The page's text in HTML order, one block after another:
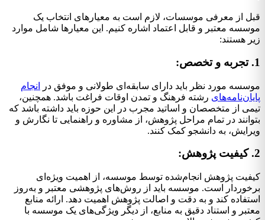
قبل از معرفی موسسات، لازم است به معیارهای انتخاب یک
موسسه معتبر و قابل اعتماد اشاره کنیم. این معیارها شامل موارد
زیر هستند:
1. تجربه و تخصص:
موسسه مورد نظر باید دارای سابقه‌ای طولانی و موفق در
انجام
پایان‌نامه‌های رشته فرهنگ و تمدن اوقات فراغت باشد. همچنین،
تیمی از متخصصان و اساتید مجرب در این حوزه باید داشته باشد که
بتوانند در تمام مراحل پژوهش، از مشاوره و راهنمایی تا نگارش و
ویرایش، به دانشجو کمک کنند.
2. کیفیت پژوهش:
کیفیت پژوهش انجام‌شده توسط موسسه، از اهمیت ویژه‌ای
برخوردار است. موسسه باید از روش‌های پژوهشی معتبر و به‌روز
استفاده کند و به دقت و اصالت پژوهش اهمیت دهد. ارائه منابع
معتبر و استناد دقیق به منابع، از دیگر ویژگی‌های یک موسسه با